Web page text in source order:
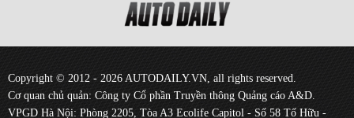
Copyright © 2012 - 2026 AUTODAILY.VN, all rights reserved.
Cơ quan chủ quản: Công ty Cổ phần Truyền thông Quảng cáo A&D.
VPGD Hà Nội: Phòng 2205, Tòa A3 Ecolife Capitol - Số 58 Tố Hữu -